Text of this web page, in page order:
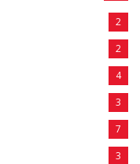
2
2
4
3
7
3